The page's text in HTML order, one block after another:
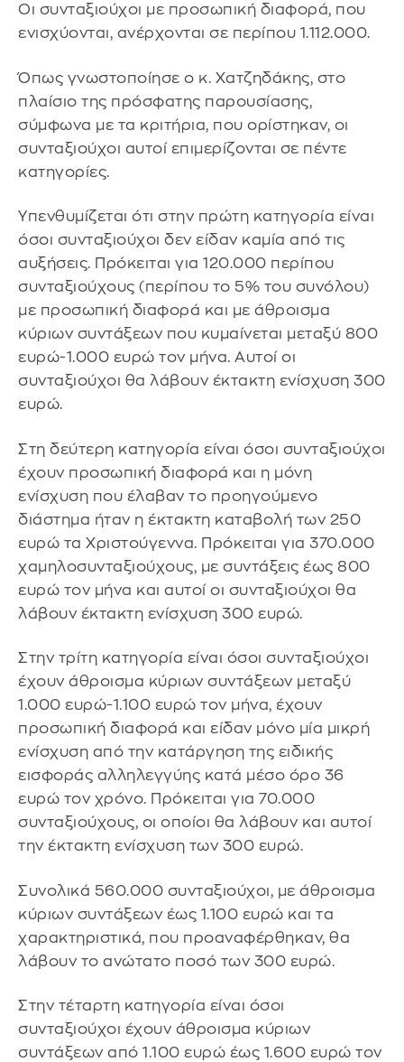
Οι συνταξιούχοι με προσωπική διαφορά, που
ενισχύονται, ανέρχονται σε περίπου 1.112.000.
Όπως γνωστοποίησε ο κ. Χατζηδάκης, στο
πλαίσιο της πρόσφατης παρουσίασης,
σύμφωνα με τα κριτήρια, που ορίστηκαν, οι
συνταξιούχοι αυτοί επιμερίζονται σε πέντε
κατηγορίες.
Υπενθυμίζεται ότι στην πρώτη κατηγορία είναι
όσοι συνταξιούχοι δεν είδαν καμία από τις
αυξήσεις. Πρόκειται για 120.000 περίπου
συνταξιούχους (περίπου το 5% του συνόλου)
με προσωπική διαφορά και με άθροισμα
κύριων συντάξεων που κυμαίνεται μεταξύ 800
ευρώ-1.000 ευρώ τον μήνα. Αυτοί οι
συνταξιούχοι θα λάβουν έκτακτη ενίσχυση 300
ευρώ.
Στη δεύτερη κατηγορία είναι όσοι συνταξιούχοι
έχουν προσωπική διαφορά και η μόνη
ενίσχυση που έλαβαν το προηγούμενο
διάστημα ήταν η έκτακτη καταβολή των 250
ευρώ τα Χριστούγεννα. Πρόκειται για 370.000
χαμηλοσυνταξιούχους, με συντάξεις έως 800
ευρώ τον μήνα και αυτοί οι συνταξιούχοι θα
λάβουν έκτακτη ενίσχυση 300 ευρώ.
Στην τρίτη κατηγορία είναι όσοι συνταξιούχοι
έχουν άθροισμα κύριων συντάξεων μεταξύ
1.000 ευρώ-1.100 ευρώ τον μήνα, έχουν
προσωπική διαφορά και είδαν μόνο μία μικρή
ενίσχυση από την κατάργηση της ειδικής
εισφοράς αλληλεγγύης κατά μέσο όρο 36
ευρώ τον χρόνο. Πρόκειται για 70.000
συνταξιούχους, οι οποίοι θα λάβουν και αυτοί
την έκτακτη ενίσχυση των 300 ευρώ.
Συνολικά 560.000 συνταξιούχοι, με άθροισμα
κύριων συντάξεων έως 1.100 ευρώ και τα
χαρακτηριστικά, που προαναφέρθηκαν, θα
λάβουν το ανώτατο ποσό των 300 ευρώ.
Στην τέταρτη κατηγορία είναι όσοι
συνταξιούχοι έχουν άθροισμα κύριων
συντάξεων από 1.100 ευρώ έως 1.600 ευρώ τον